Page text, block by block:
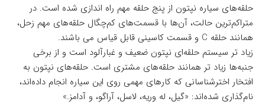
حلقه‌های سیاره نپتون از پنج حلقه مهم راه اندازی شده است. در
متراکم‌ترین حالت، آن‌ها با قسمت‌های کم‌چگال حلقه‌های مهم زحل،
همانند حلقه C و قسمت کاسینی قابل قیاس می باشند.
زیاد تر سیستم حلقه‌ای نپتون ضعیف و غبارآلود است و از برخی
جنبه‌ها زیاد تر همانند حلقه‌های مشتری است. حلقه‌های نپتون به
افتخار اخترشناسانی که کارهای مهمی روی این سیاره انجام داده‌اند،
نام‌گذاری شده‌اند: «گیل، له وریه، لاسل، آراگو، و آدامز.»